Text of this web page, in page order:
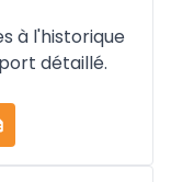
à l'historique
détaillé.